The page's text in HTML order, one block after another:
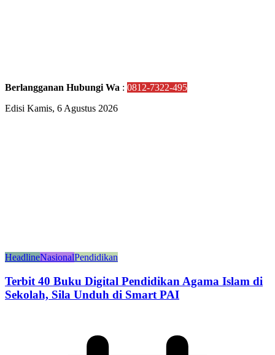
Berlangganan Hubungi Wa : 0812-7322-495
Edisi Kamis, 6 Agustus 2026
HeadlineNasionalPendidikan
Terbit 40 Buku Digital Pendidikan Agama Islam di
Sekolah, Sila Unduh di Smart PAI